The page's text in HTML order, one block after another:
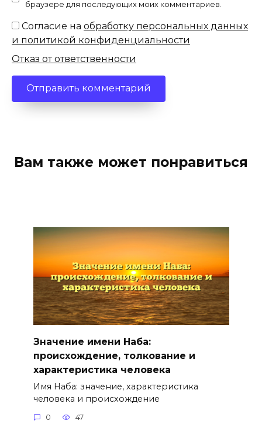
браузере для последующих моих комментариев.
Согласие на обработку персональных данных
и политикой конфиденциальности
Отказ от ответственности
Вам также может понравиться
Значение имени Наба:
происхождение, толкование и
характеристика человека
Имя Наба: значение, характеристика
человека и происхождение
0 47